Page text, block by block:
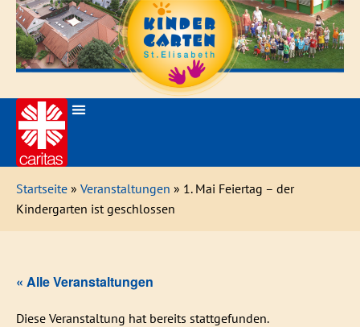
Startseite » Veranstaltungen » 1. Mai Feiertag – der
Kindergarten ist geschlossen
« Alle Veranstaltungen
Diese Veranstaltung hat bereits stattgefunden.